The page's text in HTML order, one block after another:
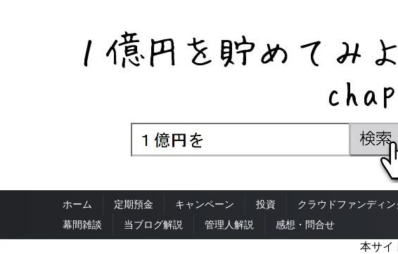
ホーム 定期預金 キャンペーン 投資 クラウドファンディ
幕間雑談
当ブログ解説 管理人解説 感想・問合せ
本サイ